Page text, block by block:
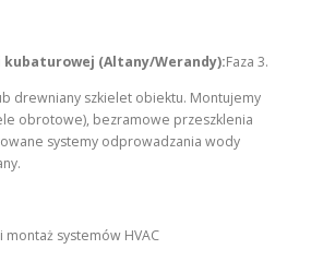
(Altany/Werandy):Faza 3.
drewniany szkielet obiektu. Montujemy
obrotowe), bezramowe przeszklenia
systemy odprowadzania wody
systemów HVAC